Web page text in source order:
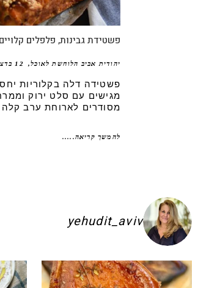
פשטידת גבינות, פלפלים
יהודית אביב הלוחשת לאוכל 12 בדצמבר 2018
פשטידה דלה בקלוריות
מגישים עם סלט ירוק
מסודרים לארוחת ערב קלה
להמשך קריאה.....
yehudit_aviv
להשקיע בפיתות היסטריות
ג׳חנון תימני אמיתי!! ולא